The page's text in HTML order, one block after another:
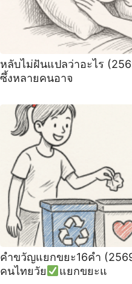
หลับไม่ฝันแปลว่าอะไร
ซึ้งหลายคนอาจ
คำขวัญแยกขยะ16คำ
คนไทยวัย
แยกขยะแ